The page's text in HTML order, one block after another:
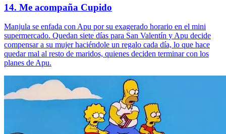
14. Me acompaña Cupido
Manjula se enfada con Apu por su exagerado horario en el mini
supermercado. Quedan siete días para San Valentín y Apu decide
compensar a su mujer haciéndole un regalo cada día, lo que hace
quedar mal al resto de maridos, quienes deciden terminar con los
planes de Apu.